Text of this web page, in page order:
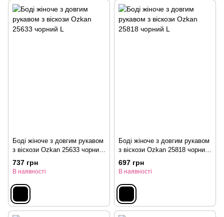
Боді жіноче з довгим рукавом
з віскози Ozkan 25633 чорний
L
737 грн
В наявності
Боді жіноче з довгим рукавом
з віскози Ozkan 25818 чорний
L
697 грн
В наявності